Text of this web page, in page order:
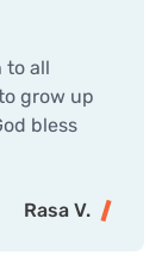
to all
grow up
bless
Rasa V.